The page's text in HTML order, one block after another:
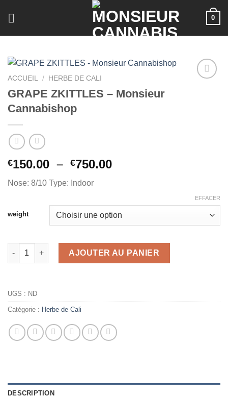
0
ACCUEIL / HERBE DE CALI
GRAPE ZKITTLES – Monsieur
Cannabishop
€150.00 – €750.00Plage
à
€750.00
Nose: 8/10 Type: Indoor
weight
EFFACER
quantité de GRAPE ZKITTLES - Monsieur Cannabishop
AJOUTER AU PANIER
UGS : ND
Catégorie : Herbe de Cali
DESCRIPTION